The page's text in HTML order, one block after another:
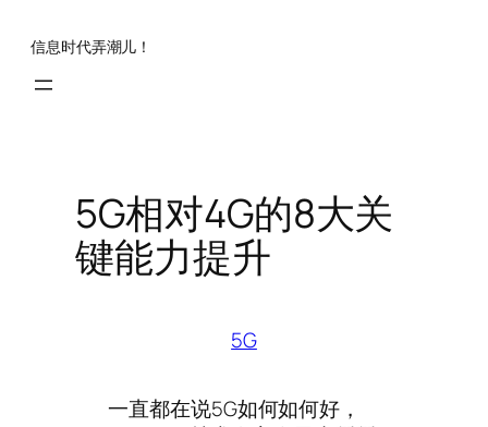
信息时代弄潮儿！
5G相对4G的8大关
键能力提升
5G
一直都在说5G如何如何好，